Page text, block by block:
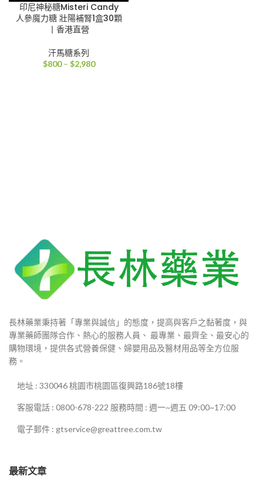
印尼神秘糖Misteri Candy
人參魔力糖 壯陽補腎1盒30顆
丨香港直營
汗馬糖系列
$800 – $2,980價
長林藥業秉持著「專業與誠信」的態度，提高與客戶之黏著度，與
專業藥師團隊合作、熱心的服務人員、 最專業、最齊全、最安心的
購物環境，提供各式營養保健、婦嬰用品及醫材用品等全方位服
務。
地址 : 330046 桃園市桃園區復興路186號18樓
客服電話 : 0800-678-222 服務時間 : 週一~週五 09:00~17:00
電子郵件 : gtservice@greattree.com.tw
最新文章